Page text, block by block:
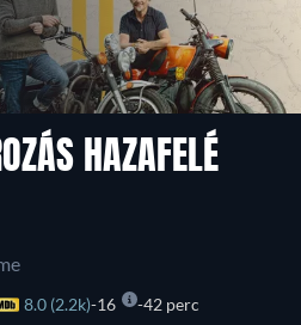
HAZAFELÉ
8.0 (2.2k) 16 42 perc